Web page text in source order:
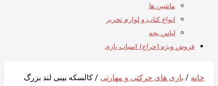
ماشین ها
انواع کتاب و لوازم تحریر
لباس بچه
فروش ویژه (حراج) اسباب بازی
خانه / بازی های حرکتی و مهارتی / کالسکه بیبی لند بزرگ